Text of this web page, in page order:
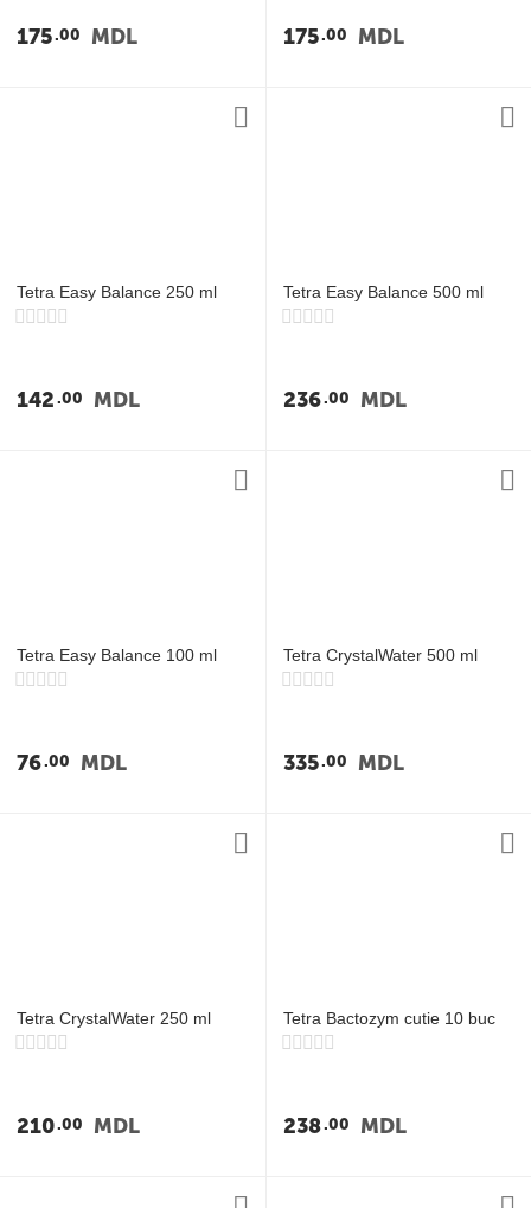
175 00 MDL 175 00 MDL
Tetra Easy Balance 250 ml
142 00 MDL
Tetra Easy Balance 500 ml
236 00 MDL
Tetra Easy Balance 100 ml
76 00 MDL
Tetra CrystalWater 500 ml
335 00 MDL
Tetra CrystalWater 250 ml
210 00 MDL
Tetra Bactozym cutie 10 buc
238 00 MDL